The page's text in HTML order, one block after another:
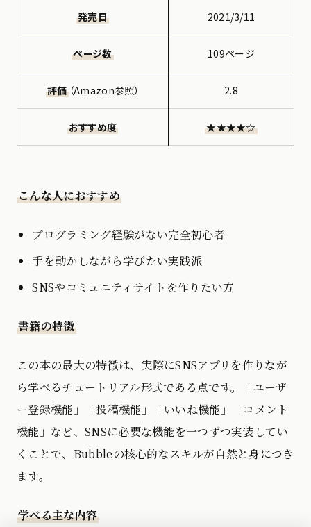
発売日 2021/3/11
ページ数 109ページ
評価（Amazon参照） 2.8
おすすめ度 ★★★★☆
こんな人におすすめ
プログラミング経験がない完全初心者
手を動かしながら学びたい実践派
SNSやコミュニティサイトを作りたい方
書籍の特徴
この本の最大の特徴は、実際にSNSアプリを作りなが
ら学べるチュートリアル形式である点です。「ユーザ
ー登録機能」「投稿機能」「いいね機能」「コメント
機能」など、SNSに必要な機能を一つずつ実装してい
くことで、Bubbleの核心的なスキルが自然と身につき
ます。
学べる主な内容